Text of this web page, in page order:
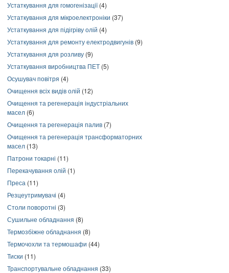
Устаткування для гомогенізації(4)
Устаткування для мікроелектроніки (37)
Устаткування для підігріву олій (4)
Устаткування для ремонту електродвигунів (9)
Устаткування для розливу (9)
Устаткування виробництва ПЕТ (5)
Осушувач повітря (4)
Очищення всіх видів олій (12)
Очищення та регенерація індустріальних
масел (6)
Очищення та регенерація палив (7)
Очищення та регенерація трансформаторних
масел (13)
Патрони токарні (11)
Перекачування олій (1)
Преса (11)
Резцеутримувачі (4)
Столи поворотні (3)
Сушильне обладнання (8)
Термозбіжне обладнання (8)
Термочохли та термошафи (44)
Тиски (11)
Транспортувальне обладнання (33)